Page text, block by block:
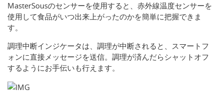
MasterSousのセンサーを使用すると、赤外線温度センサーを
使用して食品がいつ出来上がったのかを簡単に把握できま
す。
調理中断インジケータは、調理が中断されると、スマートフ
ォンに直接メッセージを送信。調理が済んだらシャットオフ
するようにお手伝いも行えます。